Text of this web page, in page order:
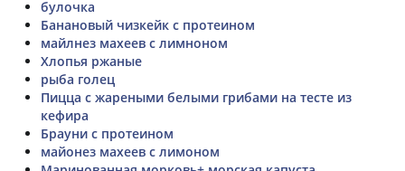
булочка
Банановый чизкейк с протеином
майлнез махеев с лимноном
Хлопья ржаные
рыба голец
Пицца с жареными белыми грибами на тесте из
кефира
Брауни с протеином
майонез махеев с лимоном